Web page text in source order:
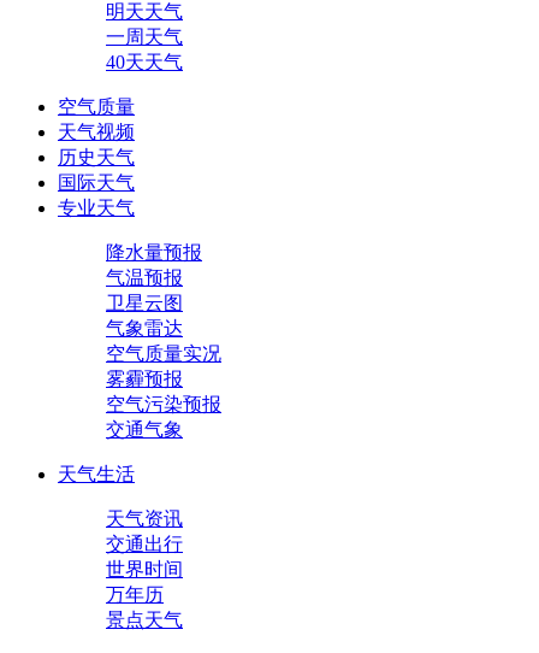
明天天气
一周天气
40天天气
空气质量
天气视频
历史天气
国际天气
专业天气
降水量预报
气温预报
卫星云图
气象雷达
空气质量实况
雾霾预报
空气污染预报
交通气象
天气生活
天气资讯
交通出行
世界时间
万年历
景点天气